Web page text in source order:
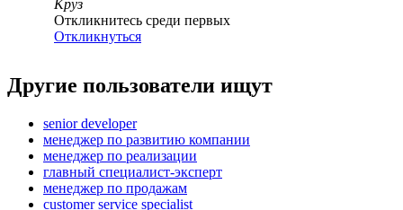
Круз
Откликнитесь среди первых
Откликнуться
Другие пользователи ищут
senior developer
менеджер по развитию компании
менеджер по реализации
главный специалист-эксперт
менеджер по продажам
customer service specialist